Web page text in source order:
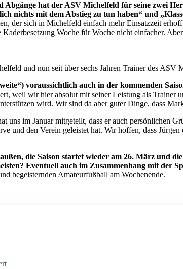
hat der ASV Michelfeld für seine zwei
nichts mit dem Abstieg zu tun haben“ und
der sich in Michelfeld einfach mehr Einsatzzeit
Woche für Woche nicht einfacher.
und nun seit über sechs Jahren Trainer des
voraussichtlich auch in der kommenden
weil wir hier absolut mit seiner Leistung als Trainer
wird. Wir sind da aber guter Dinge, dass
im Januar mitgeteilt, dass er auch persönlichen
und den Verein geleistet hat. Wir hoffen, dass
die Saison startet wieder am 26. März und
Eventuell auch im Zusammenhang mit der
begeisternden Amateurfußball am Wochenende.